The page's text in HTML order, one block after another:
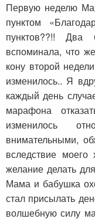
Первую неделю
пунктом
пунктов??!! Два
вспоминала, что
кону второй
изменилось.. Я
каждый день
марафона
изменилось
внимательными,
вследствие
желание делать
Мама и бабушка
стал присылать
волшебную силу